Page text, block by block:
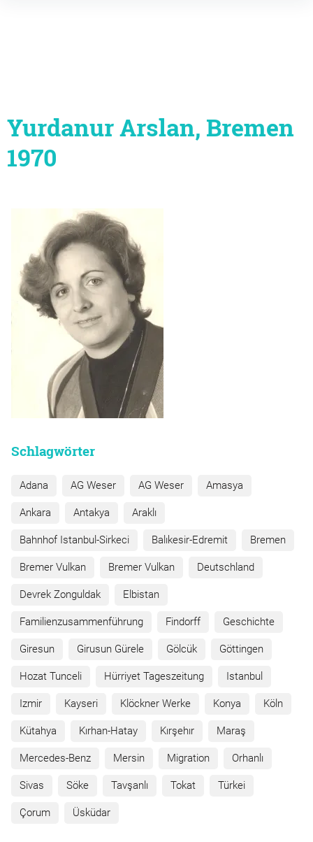
Yurdanur Arslan, Bremen
1970
Beitragsnavigation
Schlagwörter
Adana AG Weser AG Weser Amasya
Ankara Antakya Araklı
Bahnhof Istanbul-Sirkeci Balıkesir-Edremit Bremen
Bremer Vulkan Bremer Vulkan Deutschland
Devrek Zonguldak Elbistan
Familienzusammenführung Findorff Geschichte
Giresun Girusun Gürele Gölcük Göttingen
Hozat Tunceli Hürriyet Tageszeitung Istanbul
Izmir Kayseri Klöckner Werke Konya Köln
Kütahya Kırhan-Hatay Kırşehır Maraş
Mercedes-Benz Mersin Migration Orhanlı
Sivas Söke Tavşanlı Tokat Türkei
Çorum Üsküdar